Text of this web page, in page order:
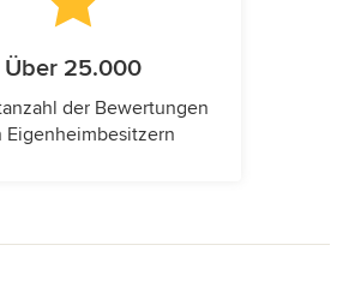
Über 25.000
der Bewertungen
Eigenheimbesitzern